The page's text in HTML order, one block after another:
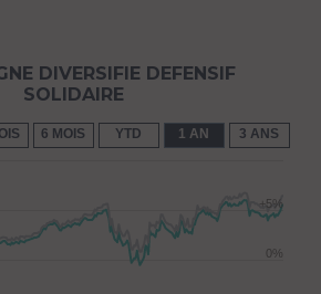
6 MOIS YTD 1 AN 3 ANS
DIVERSIFIE DEFENSIF
SOLIDAIRE
0%
+5%